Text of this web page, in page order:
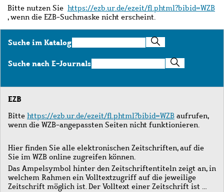
Bitte nutzen Sie https://ezb.ur.de/ezeit/fl.phtml?bibid=WZB
, wenn die EZB-Suchmaske nicht erscheint.
Suche im KatalogSuche
im
Katalog
Suche nach E-JournalsSuche
nach
Journals
EZB
Bitte https://ezb.ur.de/ezeit/fl.phtml?bibid=WZB aufrufen,
wenn die WZB-angepassten Seiten nicht funktionieren.
Hier finden Sie alle elektronischen Zeitschriften, auf die
Sie im WZB online zugreifen können.
Das Ampelsymbol hinter den Zeitschriftentiteln zeigt an, in
welchem Rahmen ein Volltextzugriff auf die jeweilige
Zeitschrift möglich ist. Der Volltext einer Zeitschrift ist …